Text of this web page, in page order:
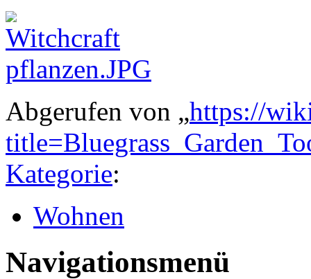
Abgerufen von „https://
Kategorie:
Wohnen
Navigationsmenü